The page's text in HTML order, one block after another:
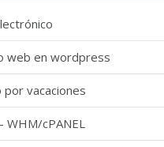
web en wordpress
vacaciones
WHM/cPANEL